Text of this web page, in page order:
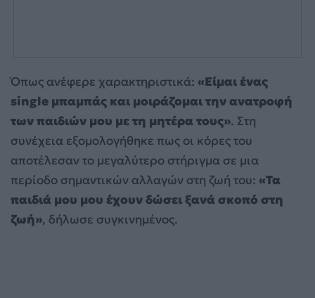
Όπως ανέφερε χαρακτηριστικά: «Είμαι ένας
single μπαμπάς και μοιράζομαι την ανατροφή
των παιδιών μου με τη μητέρα τους». Στη
συνέχεια εξομολογήθηκε πως οι κόρες του
αποτέλεσαν το μεγαλύτερο στήριγμα σε μια
περίοδο σημαντικών αλλαγών στη ζωή του: «Τα
παιδιά μου μου έχουν δώσει ξανά σκοπό στη
ζωή», δήλωσε συγκινημένος.